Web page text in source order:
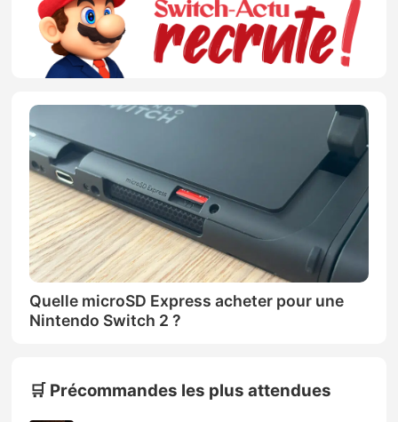
Quelle microSD Express acheter pour une
Nintendo Switch 2 ?
🛒 Précommandes les plus attendues